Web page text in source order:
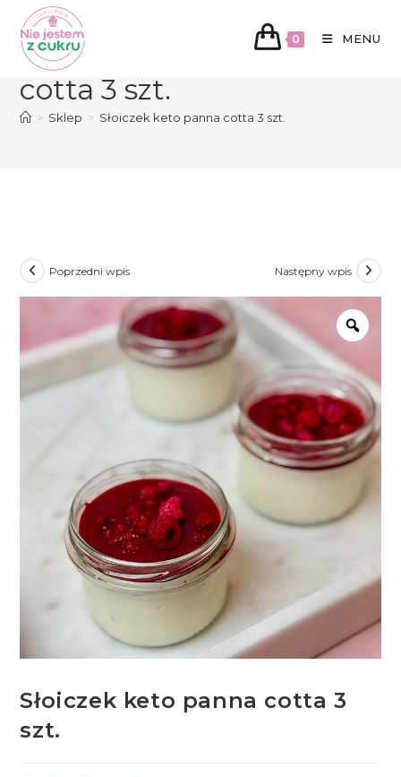
Koniec
treści
0 MENU
Słoiczek keto panna
cotta 3 szt.
> Sklep > Słoiczek keto panna cotta 3 szt.
Poprzedni wpis Następny wpis
Słoiczek keto panna cotta 3
szt.